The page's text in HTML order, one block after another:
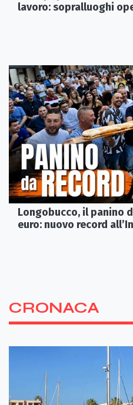
lavoro: sopralluoghi
Longobucco, il panino
euro: nuovo record
CRONACA